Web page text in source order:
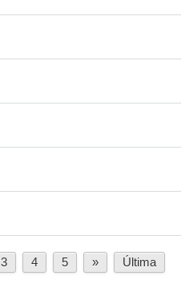
3 4 5 » Última